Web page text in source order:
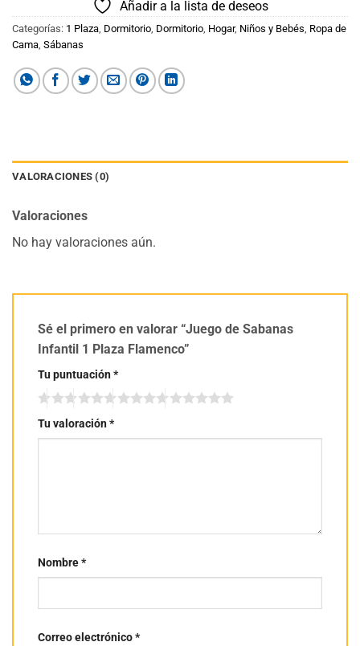
Añadir a la lista de deseos
Categorías: 1 Plaza Dormitorio Dormitorio Hogar, Niños y Bebés Ropa de
Cama Sábanas
VALORACIONES (0)
Valoraciones
No hay valoraciones aún.
Sé el primero en valorar “Juego de Sabanas
Infantil 1 Plaza Flamenco”
Tu puntuación*
Tu valoración*
Nombre*
Correo electrónico*